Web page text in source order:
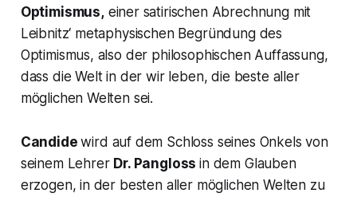
Optimismus,einer satirischen Abrechnung mit
Leibnitz‘ metaphysischen Begründung des
Optimismus, also der philosophischen Auffassung,
dass die Welt in der wir leben, die beste aller
möglichen Welten sei.
Candide wird auf dem Schloss seines Onkels von
seinem Lehrer Dr. Pangloss in dem Glauben
erzogen, in der besten aller möglichen Welten zu